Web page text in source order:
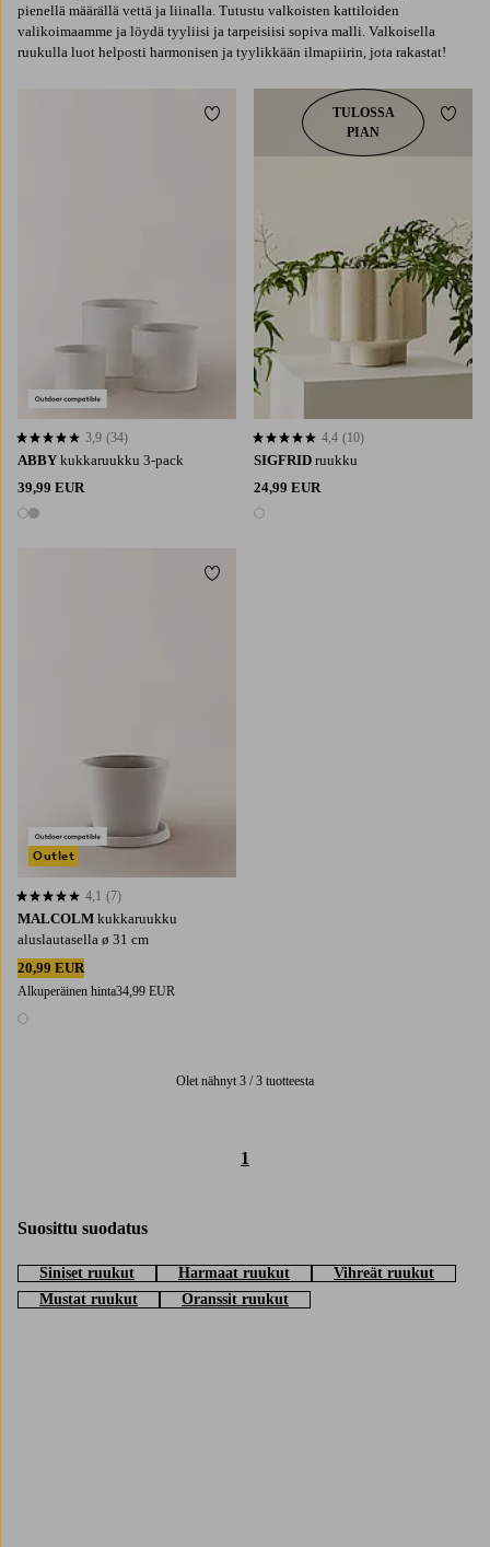
pienellä määrällä vettä ja liinalla. Tutustu valkoisten kattiloiden
valikoimaamme ja löydä tyyliisi ja tarpeisiisi sopiva malli. Valkoisella
ruukulla luot helposti harmonisen ja tyylikkään ilmapiirin, jota rakastat!
ABBY kukkaruukku 3-pack
39,99 EUR
2 värejä
3,9 perustuen 34 arvosanaan
3,9 (34)
Lisää suosikkeihin
SIGFRID ruukku
24,99 EUR
1 väri
4,4 perustuen 10 arvosanaan
4,4 (10)
TULOSSA
PIAN
Lisää
MALCOLM kukkaruukku
aluslautasella ø 31 cm
20,99 EUR
Alkuperäinen hinta34,99 EUR
1 väri
4,1 perustuen 7 arvosanaan
4,1 (7)
Outlet
Lisää suosikkeihin
Olet nähnyt 3 / 3 tuotteesta
1
Suosittu suodatus
Siniset ruukut Harmaat ruukut
Vihreät ruukut
Mustat ruukut
Oranssit ruukut